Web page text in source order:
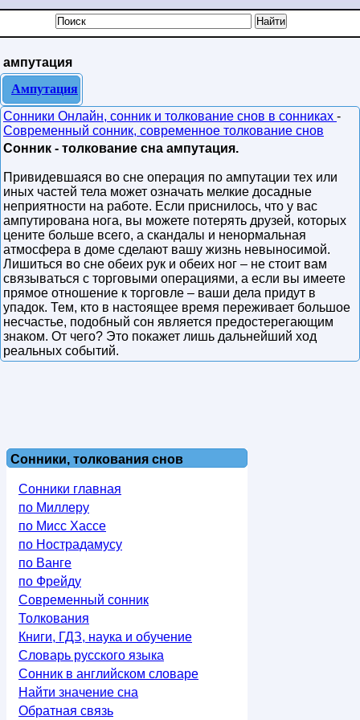
ампутация
Ампутация
Сонники Онлайн, сонник и толкование снов в сонниках -
Современный сонник, современное толкование снов
Сонник - толкование сна ампутация.
Привидевшаяся во сне операция по ампутации тех или
иных частей тела может означать мелкие досадные
неприятности на работе. Если приснилось, что у вас
ампутирована нога, вы можете потерять друзей, которых
цените больше всего, а скандалы и ненормальная
атмосфера в доме сделают вашу жизнь невыносимой.
Лишиться во сне обеих рук и обеих ног – не стоит вам
связываться с торговыми операциями, а если вы имеете
прямое отношение к торговле – ваши дела придут в
упадок. Тем, кто в настоящее время переживает большое
несчастье, подобный сон является предостерегающим
знаком. От чего? Это покажет лишь дальнейший ход
реальных событий.
Сонники, толкования снов
Сонники главная
по Миллеру
по Мисс Хассе
по Нострадамусу
по Ванге
по Фрейду
Современный сонник
Толкования
Книги, ГДЗ, наука и обучение
Словарь русского языка
Сонник в английском словаре
Найти значение сна
Обратная связь